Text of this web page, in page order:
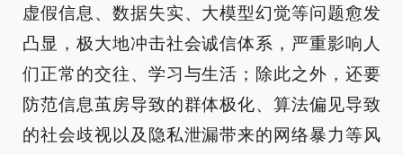
虚假信息、数据失实、大模型幻觉等问题愈发
凸显，极大地冲击社会诚信体系，严重影响人
们正常的交往、学习与生活；除此之外，还要
防范信息茧房导致的群体极化、算法偏见导致
的社会歧视以及隐私泄漏带来的网络暴力等风